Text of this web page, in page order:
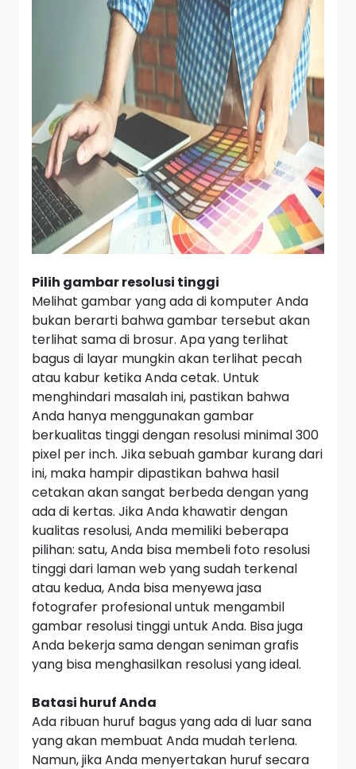
Pilih gambar resolusi tinggi
Melihat gambar yang ada di komputer Anda
bukan berarti bahwa gambar tersebut akan
terlihat sama di brosur. Apa yang terlihat
bagus di layar mungkin akan terlihat pecah
atau kabur ketika Anda cetak. Untuk
menghindari masalah ini, pastikan bahwa
Anda hanya menggunakan gambar
berkualitas tinggi dengan resolusi minimal 300
pixel per inch. Jika sebuah gambar kurang dari
ini, maka hampir dipastikan bahwa hasil
cetakan akan sangat berbeda dengan yang
ada di kertas. Jika Anda khawatir dengan
kualitas resolusi, Anda memiliki beberapa
pilihan: satu, Anda bisa membeli foto resolusi
tinggi dari laman web yang sudah terkenal
atau kedua, Anda bisa menyewa jasa
fotografer profesional untuk mengambil
gambar resolusi tinggi untuk Anda. Bisa juga
Anda bekerja sama dengan seniman grafis
yang bisa menghasilkan resolusi yang ideal.
Batasi huruf Anda
Ada ribuan huruf bagus yang ada di luar sana
yang akan membuat Anda mudah terlena.
Namun, jika Anda menyertakan huruf secara